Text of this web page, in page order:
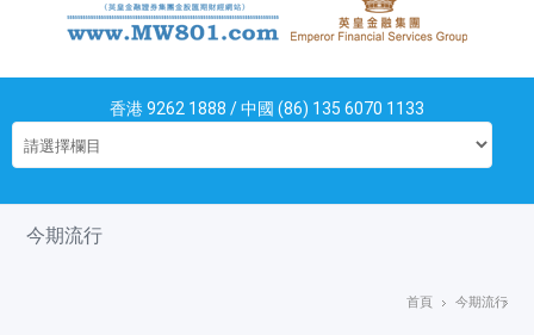
香港 9262 1888 / 中國 (86) 135 6070 1133
今期流行
首頁 今期流行